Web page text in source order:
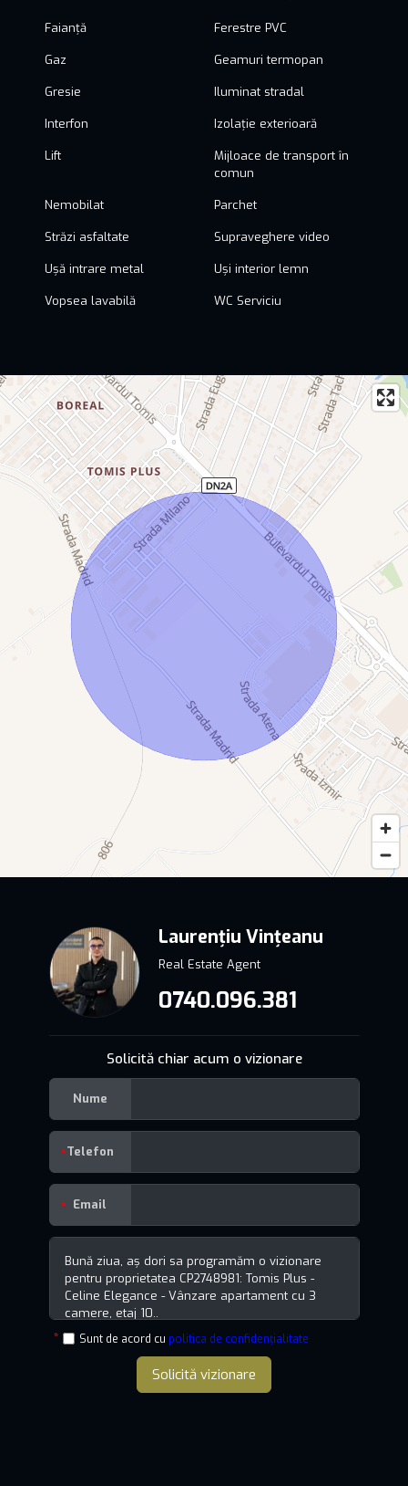
Faianță Ferestre PVC
Gaz Geamuri termopan
Gresie Iluminat stradal
Interfon Izolație exterioară
Lift
Mijloace de transport în
comun
Nemobilat Parchet
Străzi asfaltate Supraveghere video
Ușă intrare metal Uși interior lemn
Vopsea lavabilă WC Serviciu
Laurențiu Vințeanu
Real Estate Agent
0740.096.381
Solicită chiar acum o vizionare
Nume
Telefon
Email
Sunt de acord cu politica de confidențialitate
Solicită vizionare